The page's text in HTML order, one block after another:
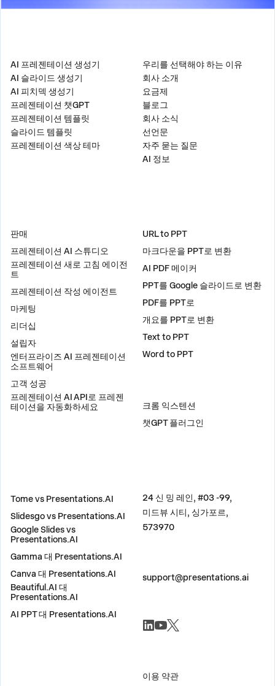
AI 프레젠테이션 생성기
AI 슬라이드 생성기
AI 피치덱 생성기
프레젠테이션 챗GPT
프레젠테이션 템플릿
슬라이드 템플릿
프레젠테이션 색상 테마
우리를 선택해야 하는 이유
회사 소개
요금제
블로그
회사 소식
선언문
자주 묻는 질문
AI 정보
판매
프레젠테이션 AI 스튜디오
프레젠테이션 새로 고침 에이전
트
프레젠테이션 작성 에이전트
마케팅
리더십
설립자
엔터프라이즈 AI 프레젠테이션
소프트웨어
고객 성공
프레젠테이션 AI API로 프레젠
테이션을 자동화하세요
URL to PPT
마크다운을 PPT로 변환
AI PDF 메이커
PPT를 Google 슬라이드로 변환
PDF를 PPT로
개요를 PPT로 변환
Text to PPT
Word to PPT
크롬 익스텐션
챗GPT 플러그인
Tome vs Presentations.AI
Slidesgo vs Presentations.AI
Google Slides vs
Presentations.AI
Gamma 대 Presentations.AI
Canva 대 Presentations.AI
Beautiful.AI 대
Presentations.AI
AI PPT 대 Presentations.AI
24 신 밍 레인, #03 -99,
미드뷰 시티, 싱가포르,
573970
support@presentations.ai
이용 약관